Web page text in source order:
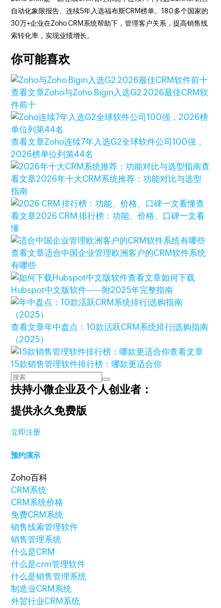
自动化象限报告、连续5年入选福布斯CRM榜单。180多个国家的
30万+企业在Zoho CRM系统帮助下，管理客户关系，提高销售线
索转化率，实现业绩增长。
你可能喜欢
查看文章Zoho与Zoho Bigin入选G2 2026最佳CRM软
件前十
查看文章Zoho连续7年入选G2全球软件公司100强，
2026榜单位列第44名
查
看文章2026年十大CRM系统推荐：功能对比与选型
指南
查
看文章2026 CRM 排行榜：功能、价格、口碑一文看
懂
查看文章适合中国企业管理欧洲客户的CRM软件系统
有哪些
查看文章如何下载
Hubspot中文版软件——附2025年完整指南
查看文章年中盘点：10款活跃CRM系统排行|选购指南
（2025）
查看文章
15款销售管理软件排行榜：哪款更适合你
扶持小微企业及个人创业者：
提供永久免费版
立即注册
预约演示
Zoho百科
CRM系统
CRM系统价格
免费CRM系统
销售线索管理软件
销售管理系统
什么是CRM
什么是crm管理软件
什么是销售管理系统
制造业CRM系统
外贸行业CRM系统